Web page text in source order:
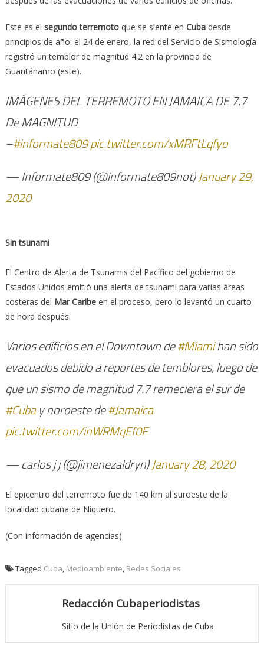
Este es el segundo terremotoque se siente en Cuba desde
principios de año: el 24 de enero, la red del Servicio de Sismología
registró un temblor de magnitud 4.2 en la provincia de
Guantánamo (este).
IMÁGENES DEL TERREMOTO EN JAMAICA DE 7.7
De MAGNITUD
–#informate809pic.twitter.com/xMRFtLqfyo
— Informate809 (@informate809not)January 29,
2020
Sin tsunami
El Centro de Alerta de Tsunamis del Pacífico del gobierno de
Estados Unidos emitió una alerta de tsunami para varias áreas
costeras del Mar Caribe en el proceso, pero lo levantó un cuarto
de hora después.
Varios edificios en el Downtown de#Miamihan sido
evacuados debido a reportes de temblores, luego de
que un sismo de magnitud 7.7 remeciera el sur de
#Cubay noroeste de#Jamaica
pic.twitter.com/inWRMqEf0F
— carlos j j (@jimenezaldryn)January 28, 2020
El epicentro del terremoto fue de 140 km al suroeste de la
localidad cubana de Niquero.
(Con información de agencias)
Tagged Cuba Medioambiente Redes Sociales
Redacción Cubaperiodistas
Sitio de la Unión de Periodistas de Cuba